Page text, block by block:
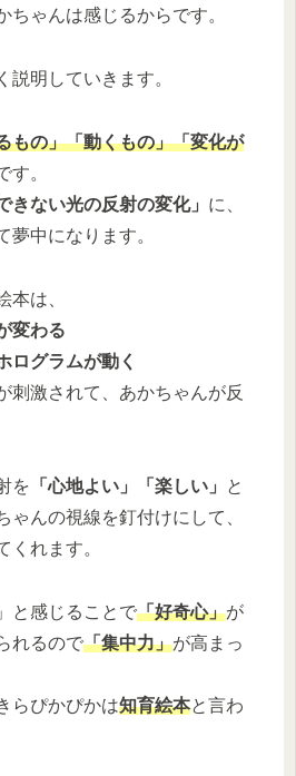
ちゃんは感じるからです。
説明していきます。
もの」「動くもの」「変化が
す。
きない光の反射の変化」 に、
夢中になります。
本は、
変わる
ログラムが動く
刺激されて、あかちゃんが反
を 「心地よい」「楽しい」
と
ゃんの視線を釘付けにして、
くれます。
と感じることで「好奇心」が
れるので「集中力」が高まっ
らぴかぴかは知育絵本と言わ